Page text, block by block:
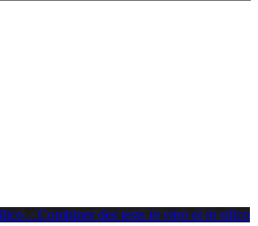
…Combiner des tests in vitro et in silico